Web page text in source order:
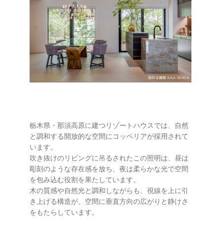
栃木県・那須高原に建つリゾートハウスでは、自然
と調和する開放的な空間にコッペリアが採用されて
います。
吹き抜けのリビングに吊るされたこの照明は、昼は
彫刻のような存在感を放ち、夜は柔らかな光で空間
を包み込む役割を果たしています。
木の質感や自然光と調和しながらも、視線を上に引
き上げる構造が、空間に垂直方向の広がりと静けさ
をもたらしています。